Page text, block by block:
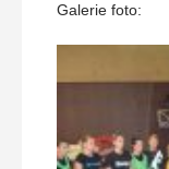
Galerie foto: